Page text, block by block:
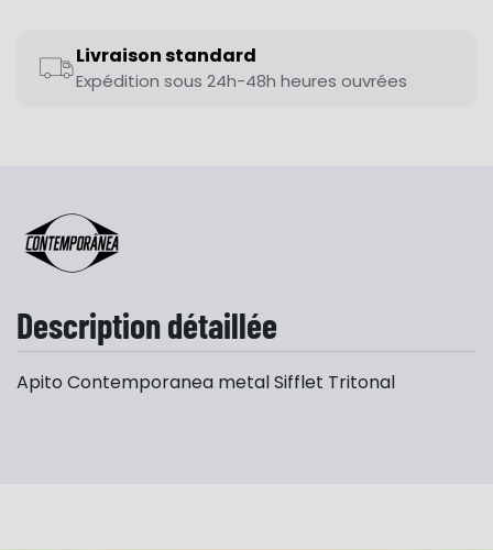
Livraison standard
Expédition sous 24h-48h heures ouvrées
Description détaillée
Apito Contemporanea metal Sifflet Tritonal